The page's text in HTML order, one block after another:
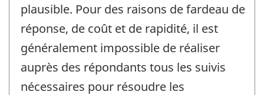
plausible. Pour des raisons de fardeau de
réponse, de coût et de rapidité, il est
généralement impossible de réaliser
auprès des répondants tous les suivis
nécessaires pour résoudre les